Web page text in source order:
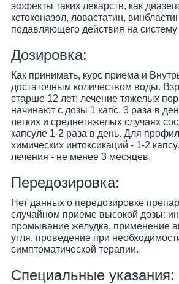
эффекты таких лекарств, как
кетоконазол, ловастатин,
подавляющего действия на
Дозировка:
Как принимать, курс приема и
достаточным количеством воды.
старше 12 лет: лечение тяжелых
начинают с дозы 1 капс. 3 раза в
легких и среднетяжелых случаях
капсуле 1-2 раза в день. Для
химических интоксикаций - 1-2
лечения - не менее 3 месяцев.
Передозировка:
Нет данных о передозировке
случайном приеме высокой дозы:
промывание желудка, применение
угля, проведение при
симптоматической терапии.
Специальные указания: